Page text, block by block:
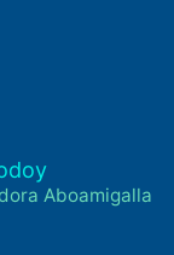
Aboamigalla